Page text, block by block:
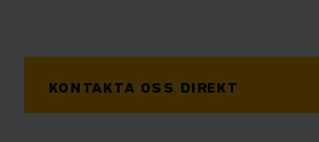
KONTAKTA OSS DIREKT